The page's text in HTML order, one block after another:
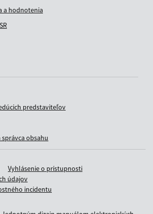
a hodnotenia
predstaviteľov
obsahu
Vyhlásenie o prístupnosti
údajov
incidentu